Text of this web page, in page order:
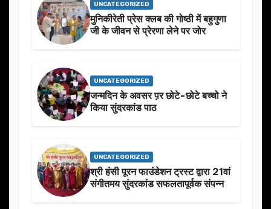
UNCATEGORIZED
मुनिकीरेती प्रेस क्लब की गोष्ठी में बहुगुणा
जी के जीवन से प्रेरणा लेने पर जोर
UNCATEGORIZED
जन्मदिन के अवसर प़र छोटे-छोटे बच्चो ने
किया सुंदरकांड पाठ
UNCATEGORIZED
श्री हंसी पूरन फाउंडेशन ट्रस्ट द्वारा 21वां
संगीतमय सुंदरकांड सफलतापूर्वक संपन्न